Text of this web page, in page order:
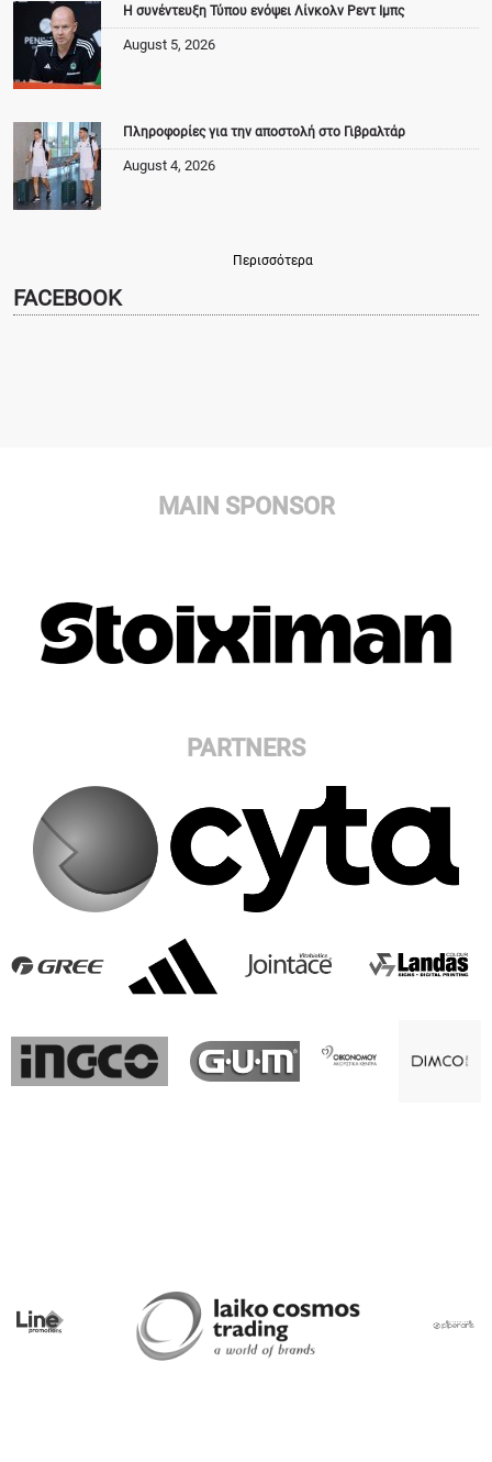
Η συνέντευξη Τύπου ενόψει Λίνκολν Ρεντ Ιμπς
August 5, 2026
Πληροφορίες για την αποστολή στο Γιβραλτάρ
August 4, 2026
Περισσότερα
FACEBOOK
MAIN SPONSOR
PARTNERS